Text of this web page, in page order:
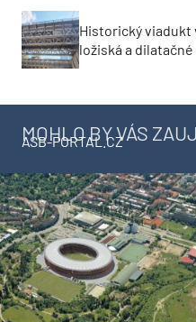
Historický viadukt
ložiská a dilatačné
MOHLO BY VÁS
ASB-PORTAL.CZ